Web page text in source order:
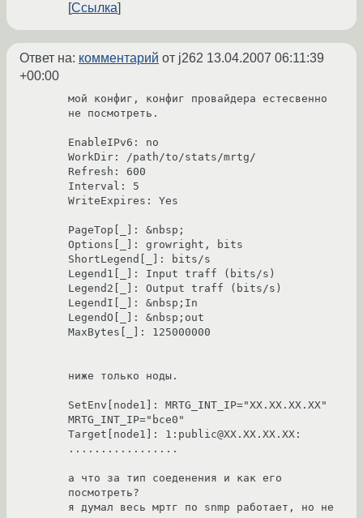
Ссылка
Ответ на: комментарий от j262 13.04.2007 06:11:39
+00:00
мой конфиг, конфиг провайдера естесвенно
не посмотреть.
EnableIPv6: no
WorkDir: /path/to/stats/mrtg/
Refresh: 600
Interval: 5
WriteExpires: Yes
PageTop[_]: &nbsp;
Options[_]: growright, bits
ShortLegend[_]: bits/s
Legend1[_]: Input traff (bits/s)
Legend2[_]: Output traff (bits/s)
LegendI[_]: &nbsp;In
LegendO[_]: &nbsp;out
MaxBytes[_]: 125000000
ниже только ноды.
SetEnv[node1]: MRTG_INT_IP="XX.XX.XX.XX"
MRTG_INT_IP="bce0"
Target[node1]: 1:public@XX.XX.XX.XX:
.................
а что за тип соеденения и как его
посмотреть?
я думал весь мртг по snmp работает, но не